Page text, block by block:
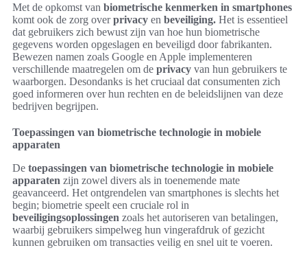
Met de opkomst van biometrische kenmerken in smartphones
komt ook de zorg overprivacy en beveiliging. Het is essentieel
dat gebruikers zich bewust zijn van hoe hun biometrische
gegevens worden opgeslagen en beveiligd door fabrikanten.
Bewezen namen zoals Google en Apple implementeren
verschillende maatregelen om de privacy van hun gebruikers te
waarborgen. Desondanks is het cruciaal dat consumenten zich
goed informeren over hun rechten en de beleidslijnen van deze
bedrijven begrijpen.
Toepassingen van biometrische technologie in mobiele
apparaten
De toepassingen van biometrische technologie in mobiele
apparaten zijn zowel divers als in toenemende mate
geavanceerd. Het ontgrendelen van smartphones is slechts het
begin; biometrie speelt een cruciale rol in
beveiligingsoplossingen zoals het autoriseren van betalingen,
waarbij gebruikers simpelweg hun vingerafdruk of gezicht
kunnen gebruiken om transacties veilig en snel uit te voeren.